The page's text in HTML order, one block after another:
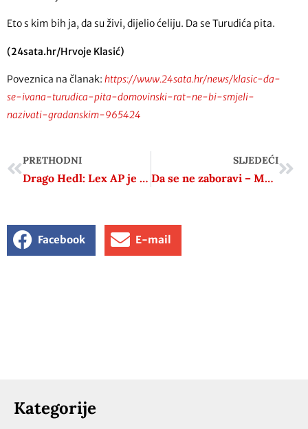
Eto s kim bih ja, da su živi, dijelio ćeliju. Da se Turudića pita.
(24sata.hr/Hrvoje Klasić)
Poveznica na članak: https://www.24sata.hr/news/klasic-da-
se-ivana-turudica-pita-domovinski-rat-ne-bi-smjeli-
nazivati-gradanskim-965424
PRETHODNI
Drago Hedl: Lex AP je lex apokalipsa
SLJEDEĆI
Da se ne zaboravi – Memorijal 26 smrznutih partizana
Facebook E-mail
Kategorije